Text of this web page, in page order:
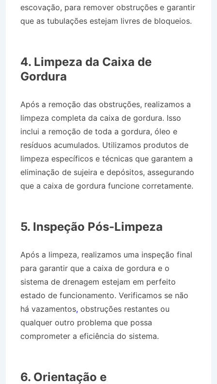
escovação, para remover obstruções e garantir
que as tubulações estejam livres de bloqueios.
4. Limpeza da Caixa de
Gordura
Após a remoção das obstruções, realizamos a
limpeza completa da caixa de gordura. Isso
inclui a remoção de toda a gordura, óleo e
resíduos acumulados. Utilizamos produtos de
limpeza específicos e técnicas que garantem a
eliminação de sujeira e depósitos, assegurando
que a caixa de gordura funcione corretamente.
5. Inspeção Pós-Limpeza
Após a limpeza, realizamos uma inspeção final
para garantir que a caixa de gordura e o
sistema de drenagem estejam em perfeito
estado de funcionamento. Verificamos se não
há vazamentos, obstruções restantes ou
qualquer outro problema que possa
comprometer a eficiência do sistema.
6. Orientação e